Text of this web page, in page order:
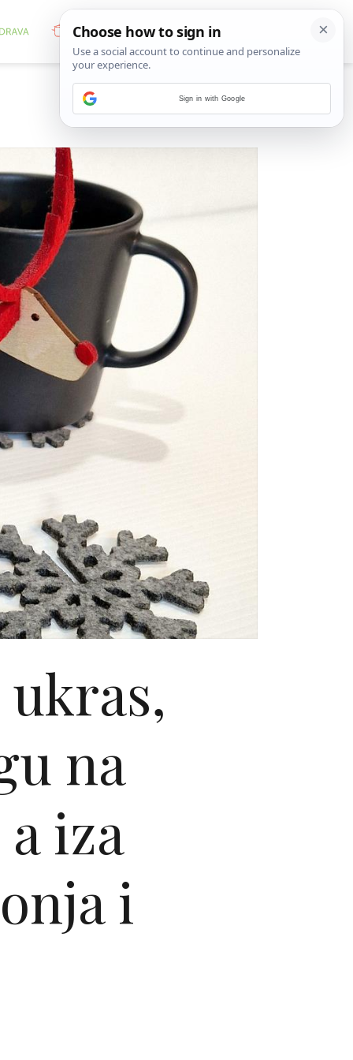
na
iza
i
Sign in with Google